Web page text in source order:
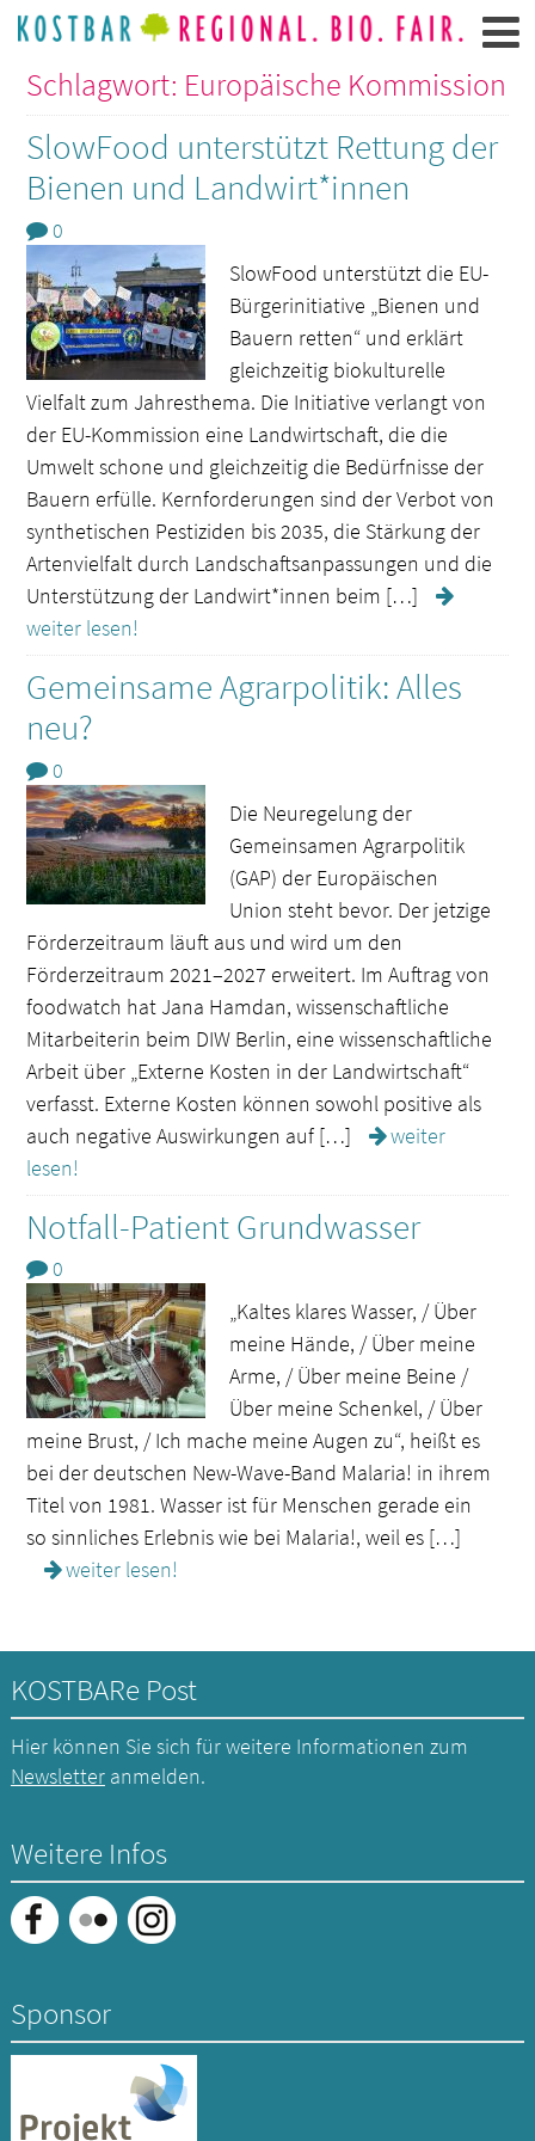
Schlagwort: Europäische Kommission
SlowFood unterstützt Rettung der
Bienen und Landwirt*innen
0
SlowFood unterstützt die EU-
Bürgerinitiative „Bienen und
Bauern retten“ und erklärt
gleichzeitig biokulturelle
Vielfalt zum Jahresthema. Die Initiative verlangt von
der EU-Kommission eine Landwirtschaft, die die
Umwelt schone und gleichzeitig die Bedürfnisse der
Bauern erfülle. Kernforderungen sind der Verbot von
synthetischen Pestiziden bis 2035, die Stärkung der
Artenvielfalt durch Landschaftsanpassungen und die
Unterstützung der Landwirt*innen beim […]
weiter lesen!
Gemeinsame Agrarpolitik: Alles
neu?
0
Die Neuregelung der
Gemeinsamen Agrarpolitik
(GAP) der Europäischen
Union steht bevor. Der jetzige
Förderzeitraum läuft aus und wird um den
Förderzeitraum 2021–2027 erweitert. Im Auftrag von
foodwatch hat Jana Hamdan, wissenschaftliche
Mitarbeiterin beim DIW Berlin, eine wissenschaftliche
Arbeit über „Externe Kosten in der Landwirtschaft“
verfasst. Externe Kosten können sowohl positive als
auch negative Auswirkungen auf […]
weiter
lesen!
Notfall-Patient Grundwasser
0
„Kaltes klares Wasser, / Über
meine Hände, / Über meine
Arme, / Über meine Beine /
Über meine Schenkel, / Über
meine Brust, / Ich mache meine Augen zu“, heißt es
bei der deutschen New-Wave-Band Malaria! in ihrem
Titel von 1981. Wasser ist für Menschen gerade ein
so sinnliches Erlebnis wie bei Malaria!, weil es […]
weiter lesen!
KOSTBARe Post
Hier können Sie sich für weitere Informationen zum
Newsletteranmelden.
Weitere Infos
Sponsor